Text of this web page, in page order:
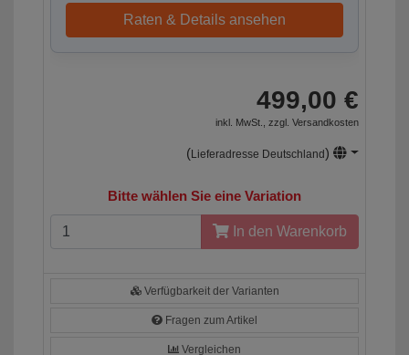
Raten & Details ansehen
499,00 €
inkl. MwSt., zzgl. Versandkosten
(Lieferadresse Deutschland)
Bitte wählen Sie eine Variation
In den Warenkorb
Verfügbarkeit der Varianten
Fragen zum Artikel
Vergleichen